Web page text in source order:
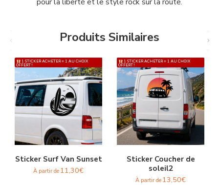
Produits Similaires
1 STICKER ACHETER = 1 AU CHOIX
OFFERT !
Sticker Surf Van Sunset
À partir de 11,30€
1 STICKER ACHETER = 1 AU CHOIX
OFFERT !
Sticker Coucher de
soleil2
À partir de 13,50€